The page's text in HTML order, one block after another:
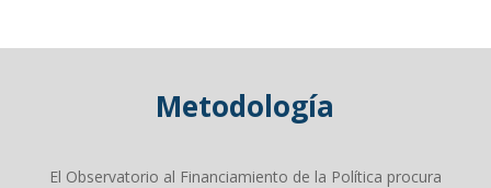
Metodología
El Observatorio al Financiamiento de la Política procura